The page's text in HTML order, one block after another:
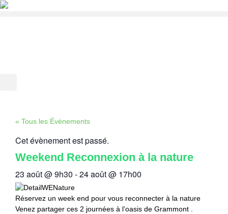
« Tous les Évènements
Cet évènement est passé.
Weekend Reconnexion à la nature
23 août@9h30 -24 août@ 17h00
Réservez un week end pour vous reconnecter à la nature
Venez partager ces 2 journées à l’oasis de Grammont .